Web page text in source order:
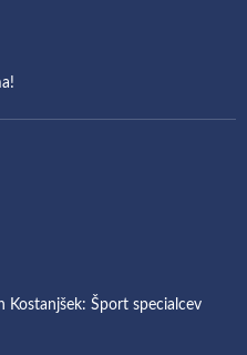
Kostanjšek: Šport specialcev